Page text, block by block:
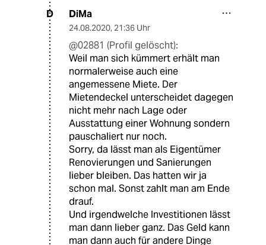
D DiMa
24.08.2020, 21:36 Uhr
@02881 (Profil gelöscht):
Weil man sich kümmert erhält man
normalerweise auch eine
angemessene Miete. Der
Mietendeckel unterscheidet dagegen
nicht mehr nach Lage oder
Ausstattung einer Wohnung sondern
pauschaliert nur noch.
Sorry, da lässt man als Eigentümer
Renovierungen und Sanierungen
lieber bleiben. Das hatten wir ja
schon mal. Sonst zahlt man am Ende
drauf.
Und irgendwelche Investitionen lässt
man dann lieber ganz. Das Geld kann
man dann auch für andere Dinge